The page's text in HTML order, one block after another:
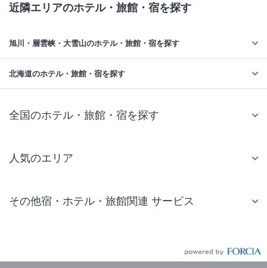
近隣エリアのホテル・旅館・宿を探す
旭川・層雲峡・大雪山のホテル・旅館・宿を探す
北海道のホテル・旅館・宿を探す
全国のホテル・旅館・宿を探す
人気のエリア
仙台 ホテル
その他宿・ホテル・旅館関連 サービス